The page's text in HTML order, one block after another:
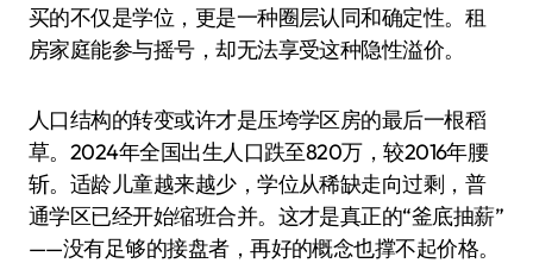
买的不仅是学位，更是一种圈层认同和确定性。租
房家庭能参与摇号，却无法享受这种隐性溢价。
人口结构的转变或许才是压垮学区房的最后一根稻
草。2024年全国出生人口跌至820万，较2016年腰
斩。适龄儿童越来越少，学位从稀缺走向过剩，普
通学区已经开始缩班合并。这才是真正的“釜底抽薪”
——没有足够的接盘者，再好的概念也撑不起价格。